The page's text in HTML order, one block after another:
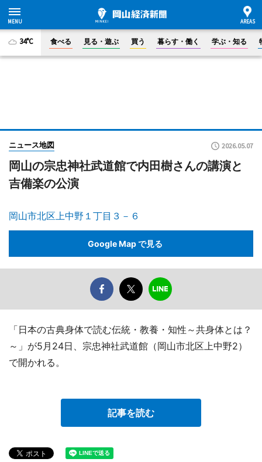
34°C 食べる 見る・遊ぶ 買う 暮らす・働く 学ぶ・知る
ニュース地図 2026.05.07
岡山の宗忠神社武道館で内田樹さんの講演と
吉備楽の公演
岡山市北区上中野１丁目３－６
Google Map で見る
「日本の古典身体で読む伝統・教養・知性～共身体とは？
～」が5月24日、宗忠神社武道館（岡山市北区上中野2）
で開かれる。
記事を読む